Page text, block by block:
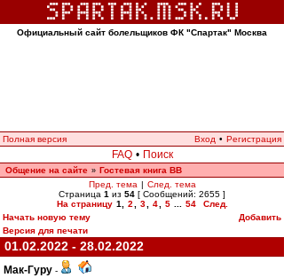
Официальный сайт болельщиков ФК "Спартак" Москва
Полная версия Вход • Регистрация
FAQ • Поиск
Общение на сайте » Гостевая книга ВВ
Пред. тема | След. тема
Страница 1 из 54 [ Сообщений: 2655 ]
На страницу 1 2 3 4 5 54
След.
Начать новую тему
Добавить
Версия для печати
01.02.2022 - 28.02.2022
Мак-Гуру -